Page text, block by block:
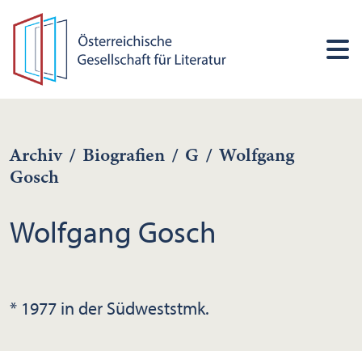
Archiv / Biografien / G / Wolfgang
Gosch
Wolfgang Gosch
* 1977 in der Südweststmk.